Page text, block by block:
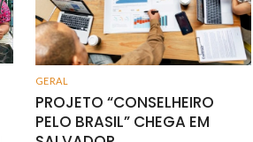
GERAL
PROJETO “CONSELHEIRO
PELO BRASIL” CHEGA EM